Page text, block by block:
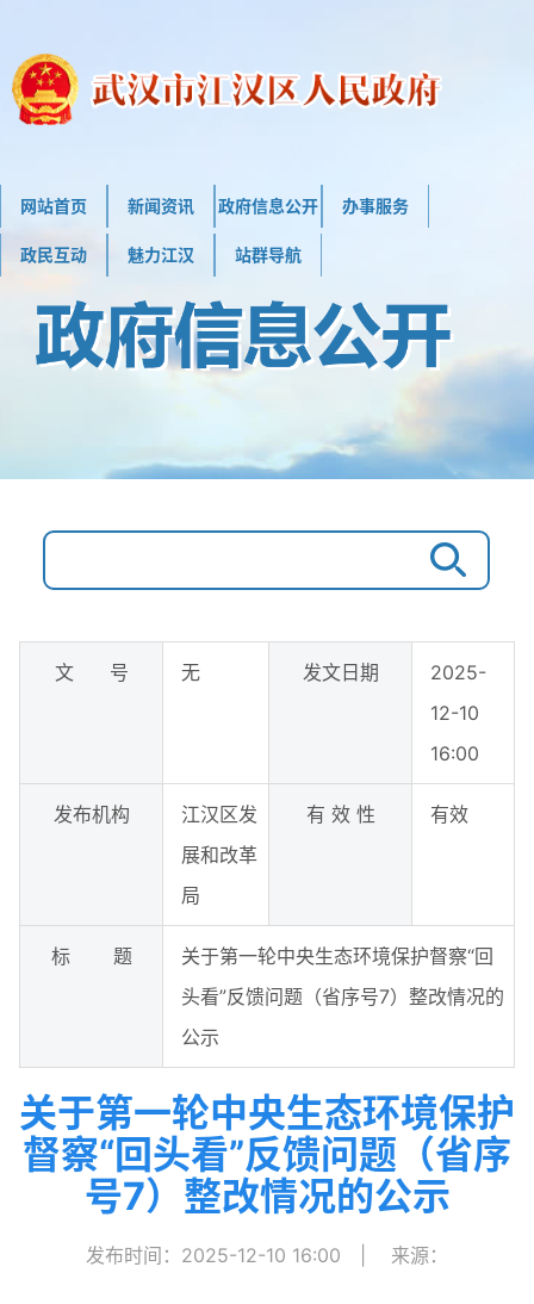
网站首页 新闻资讯 政府信息公开 办事服务
政民互动 魅力江汉 站群导航
文 号 无 发文日期
2025-
12-10
16:00
发布机构
江汉区发
展和改革
局
有 效 性 有效
标 题
关于第一轮中央生态环境保护督察“回
头看”反馈问题（省序号7）整改情况的
公示
关于第一轮中央生态环境保护
督察“回头看”反馈问题（省序
号7）整改情况的公示
发布时间：2025-12-10 16:00 来源：